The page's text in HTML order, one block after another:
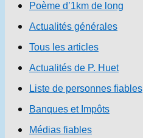
Poème d’1km de long
Actualités générales
Tous les articles
Actualités de P. Huet
Liste de personnes fiables
Banques et Impôts
Médias fiables